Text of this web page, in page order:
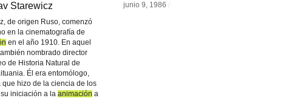
junio 9, 1986 /
junio 9, 1986 /
Starewicz
de origen Ruso, comenzó
en la cinematografía de
en el año 1910. En aquel
nombrado director
de Historia Natural de
Él era entomólogo,
que hizo de la ciencia de los
iniciación a la animación a
Starewicz
animación